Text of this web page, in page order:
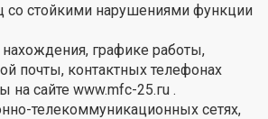
со стойкими нарушениями функции
графике работы,
почты, контактных телефонах
сайте www.mfc-25.гu .
телекоммуникационных сетях,